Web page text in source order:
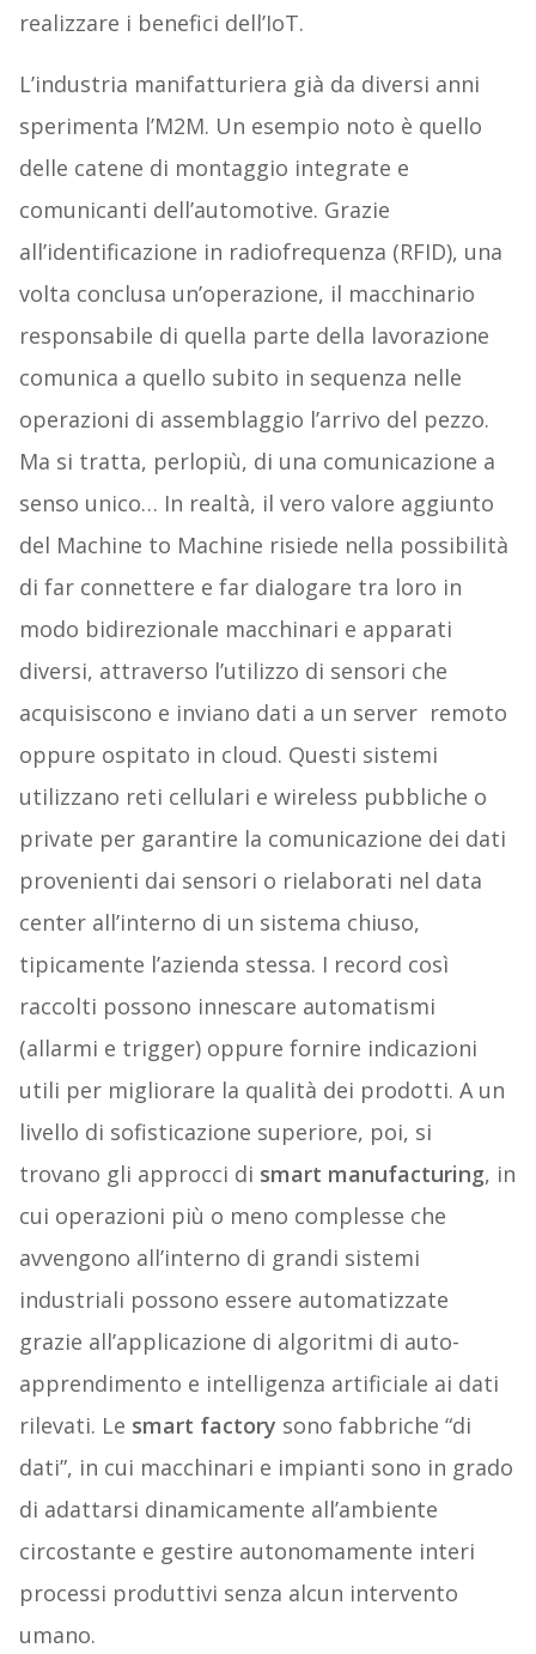
realizzare i benefici dell’IoT.
L’industria manifatturiera già da diversi anni
sperimenta l’M2M. Un esempio noto è quello
delle catene di montaggio integrate e
comunicanti dell’automotive. Grazie
all’identificazione in radiofrequenza (RFID), una
volta conclusa un’operazione, il macchinario
responsabile di quella parte della lavorazione
comunica a quello subito in sequenza nelle
operazioni di assemblaggio l’arrivo del pezzo.
Ma si tratta, perlopiù, di una comunicazione a
senso unico… In realtà, il vero valore aggiunto
del Machine to Machine risiede nella possibilità
di far connettere e far dialogare tra loro in
modo bidirezionale macchinari e apparati
diversi, attraverso l’utilizzo di sensori che
acquisiscono e inviano dati a un server remoto
oppure ospitato in cloud. Questi sistemi
utilizzano reti cellulari e wireless pubbliche o
private per garantire la comunicazione dei dati
provenienti dai sensori o rielaborati nel data
center all’interno di un sistema chiuso,
tipicamente l’azienda stessa. I record così
raccolti possono innescare automatismi
(allarmi e trigger) oppure fornire indicazioni
utili per migliorare la qualità dei prodotti. A un
livello di sofisticazione superiore, poi, si
trovano gli approcci di smart manufacturing, in
cui operazioni più o meno complesse che
avvengono all’interno di grandi sistemi
industriali possono essere automatizzate
grazie all’applicazione di algoritmi di auto-
apprendimento e intelligenza artificiale ai dati
rilevati. Le smart factory sono fabbriche “di
dati”, in cui macchinari e impianti sono in grado
di adattarsi dinamicamente all’ambiente
circostante e gestire autonomamente interi
processi produttivi senza alcun intervento
umano.